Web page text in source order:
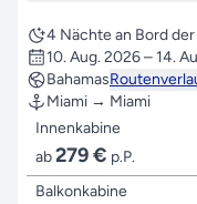
4 Nächte an Bord
10. Aug. 2026 – 14.
Bahamas
Miami → Miami
Innenkabine
ab279 € p.P.
Balkonkabine